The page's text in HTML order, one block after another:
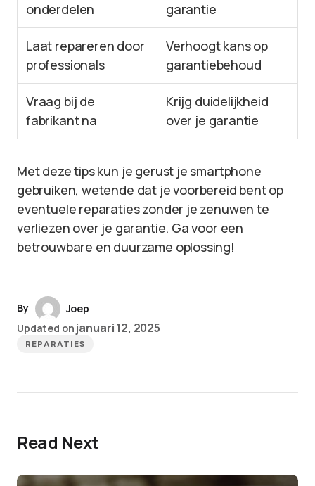
onderdelen
garantie
Laat repareren door
professionals
Verhoogt kans op
garantiebehoud
Vraag bij de
fabrikant na
Krijg duidelijkheid
over je garantie
Met deze tips kun je gerust je smartphone
gebruiken, wetende dat je voorbereid bent op
eventuele reparaties zonder je zenuwen te
verliezen over je garantie. Ga voor een
betrouwbare en duurzame oplossing!
By
Joep
Updated on januari 12, 2025
REPARATIES
Read Next